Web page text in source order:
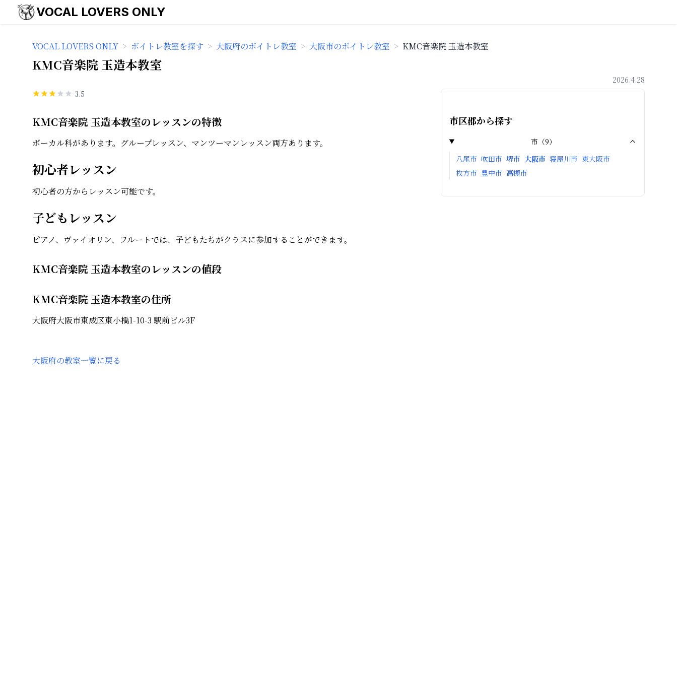
VOCAL LOVERS ONLY
VOCAL LOVERS ONLY > ボイトレ教室を探す > 大阪府のボイトレ教室 > 大阪市のボイトレ教室 > KMC音楽院 玉造本教室
KMC音楽院 玉造本教室
2026.4.28
3.5
KMC音楽院 玉造本教室のレッスンの特徴
ボーカル科があります。グループレッスン、マンツーマンレッスン両方あります。
初心者レッスン
初心者の方からレッスン可能です。
子どもレッスン
ピアノ、ヴァイオリン、フルートでは、子どもたちがクラスに参加することができます。
KMC音楽院 玉造本教室のレッスンの値段
KMC音楽院 玉造本教室の住所
大阪府大阪市東成区東小橋1-10-3 駅前ビル3F
市区郡から探す
市 （9）
八尾市 吹田市 堺市 大阪市 寝屋川市 東大阪市
枚方市 豊中市 高槻市
大阪府の教室一覧に戻る